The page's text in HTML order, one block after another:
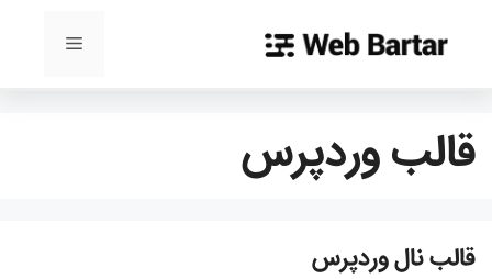
فهرست
قالب وردپرس
قالب نال وردپرس